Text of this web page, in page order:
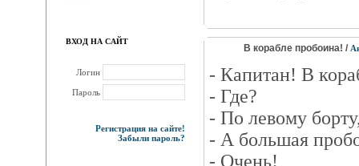
ВХОД НА САЙТ
Логин
Пароль
Регистрация на сайте!
Забыли пароль?
В корабле пробоина! /
- Капитан! В
- Где?
- По левому
- А большая
- Очень!